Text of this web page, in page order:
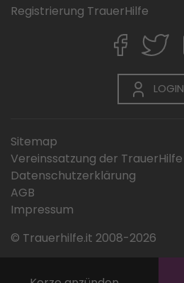
Registrierung TrauerHilfe
LOGIN
Sitemap
Vereinssatzung der TrauerHilfe
Datenschutzerklärung
AGB
Impressum
© Trauerhilfe.it 2008-2026